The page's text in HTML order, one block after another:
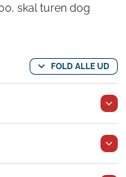
skal turen dog
FOLD ALLE UD